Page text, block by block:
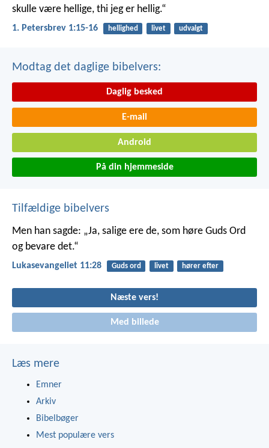
skulle være hellige, thi jeg er hellig.“
1. Petersbrev 1:15-16 hellighed livet udvalgt
Modtag det daglige bibelvers:
Daglig besked
E-mail
Android
På din hjemmeside
Tilfældige bibelvers
Men han sagde: „Ja, salige ere de, som høre Guds Ord
og bevare det.“
Lukasevangeliet 11:28 Guds ord livet hører efter
Næste vers!
Med billede
Læs mere
Emner
Arkiv
Bibelbøger
Mest populære vers